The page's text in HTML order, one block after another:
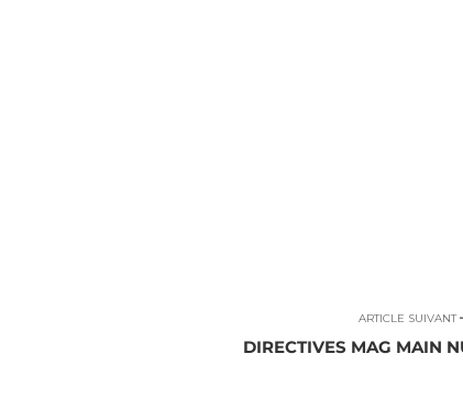
ARTICLE SUIVANT
DIRECTIVES MAG MAIN